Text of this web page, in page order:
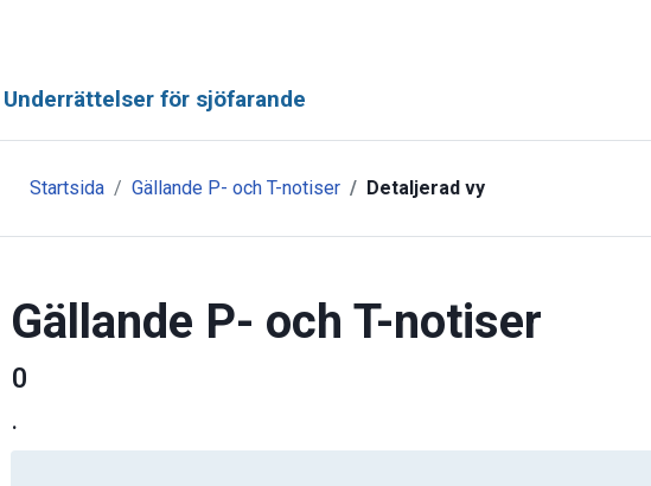
Underrättelser för sjöfarande
Startsida Gällande P- och T-notiser Detaljerad vy
Gällande P- och T-notiser
0
.